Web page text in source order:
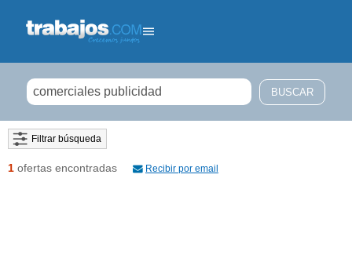
Filtrar búsqueda
1 ofertas encontradas Recibir por email